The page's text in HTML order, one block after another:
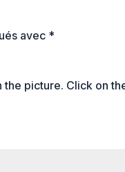
avec *
picture. Click on